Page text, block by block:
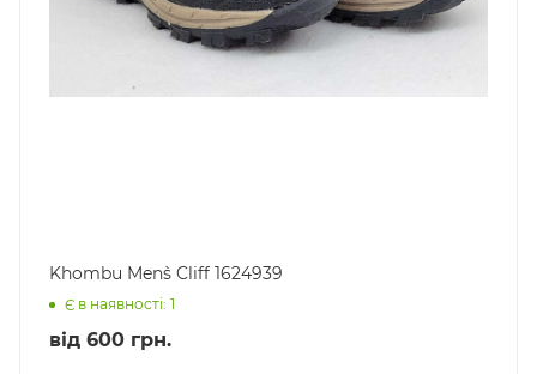
Khombu Men`s Cliff 1624939
Є в наявності: 1
від 600 грн.